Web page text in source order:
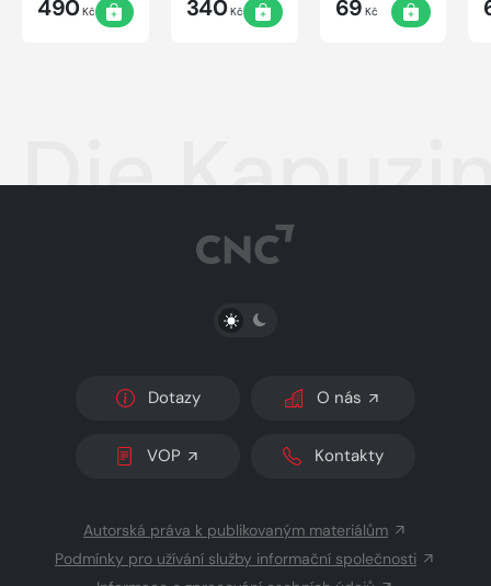
490Kč 340Kč 69 Kč
Die
PŘEPNOUT SVĚTLÝ/TMAVÝ REŽIM
Dotazy O nás
VOP Kontakty
Autorská práva k publikovaným materiálům
Podmínky pro užívání služby informační společnosti